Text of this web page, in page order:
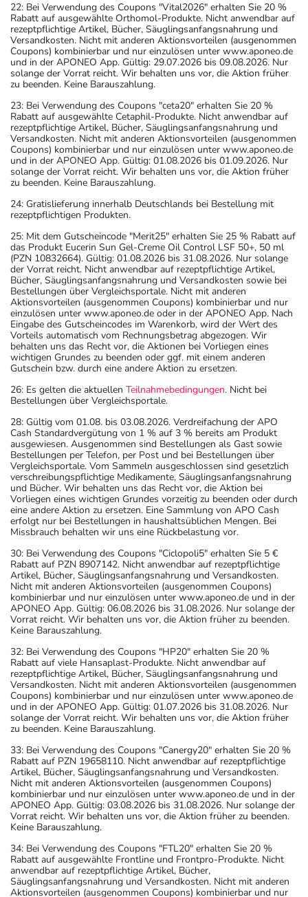
22: Bei Verwendung des Coupons "Vital2026" erhalten Sie 20 %
Rabatt auf ausgewählte Orthomol-Produkte. Nicht anwendbar auf
rezeptpflichtige Artikel, Bücher, Säuglingsanfangsnahrung und
Versandkosten. Nicht mit anderen Aktionsvorteilen (ausgenommen
Coupons) kombinierbar und nur einzulösen unter www.aponeo.de
und in der APONEO App. Gültig: 29.07.2026 bis 09.08.2026. Nur
solange der Vorrat reicht. Wir behalten uns vor, die Aktion früher
zu beenden. Keine Barauszahlung.
23: Bei Verwendung des Coupons "ceta20" erhalten Sie 20 %
Rabatt auf ausgewählte Cetaphil-Produkte. Nicht anwendbar auf
rezeptpflichtige Artikel, Bücher, Säuglingsanfangsnahrung und
Versandkosten. Nicht mit anderen Aktionsvorteilen (ausgenommen
Coupons) kombinierbar und nur einzulösen unter www.aponeo.de
und in der APONEO App. Gültig: 01.08.2026 bis 01.09.2026. Nur
solange der Vorrat reicht. Wir behalten uns vor, die Aktion früher
zu beenden. Keine Barauszahlung.
24: Gratislieferung innerhalb Deutschlands bei Bestellung mit
rezeptpflichtigen Produkten.
25: Mit dem Gutscheincode "Merit25" erhalten Sie 25 % Rabatt auf
das Produkt Eucerin Sun Gel-Creme Oil Control LSF 50+, 50 ml
(PZN 10832664). Gültig: 01.08.2026 bis 31.08.2026. Nur solange
der Vorrat reicht. Nicht anwendbar auf rezeptpflichtige Artikel,
Bücher, Säuglingsanfangsnahrung und Versandkosten sowie bei
Bestellungen über Vergleichsportale. Nicht mit anderen
Aktionsvorteilen (ausgenommen Coupons) kombinierbar und nur
einzulösen unter www.aponeo.de oder in der APONEO App. Nach
Eingabe des Gutscheincodes im Warenkorb, wird der Wert des
Vorteils automatisch vom Rechnungsbetrag abgezogen. Wir
behalten uns das Recht vor, die Aktionen bei Vorliegen eines
wichtigen Grundes zu beenden oder ggf. mit einem anderen
Gutschein bzw. durch eine andere Aktion zu ersetzen.
26: Es gelten die aktuellen Teilnahmebedingungen. Nicht bei
Bestellungen über Vergleichsportale.
28: Gültig vom 01.08. bis 03.08.2026. Verdreifachung der APO
Cash Standardvergütung von 1 % auf 3 % bereits am Produkt
ausgewiesen. Ausgenommen sind Bestellungen als Gast sowie
Bestellungen per Telefon, per Post und bei Bestellungen über
Vergleichsportale. Vom Sammeln ausgeschlossen sind gesetzlich
verschreibungspflichtige Medikamente, Säuglingsanfangsnahrung
und Bücher. Wir behalten uns das Recht vor, die Aktion bei
Vorliegen eines wichtigen Grundes vorzeitig zu beenden oder durch
eine andere Aktion zu ersetzen. Eine Sammlung von APO Cash
erfolgt nur bei Bestellungen in haushaltsüblichen Mengen. Bei
Missbrauch behalten wir uns eine Rückbelastung vor.
30: Bei Verwendung des Coupons "Ciclopoli5" erhalten Sie 5 €
Rabatt auf PZN 8907142. Nicht anwendbar auf rezeptpflichtige
Artikel, Bücher, Säuglingsanfangsnahrung und Versandkosten.
Nicht mit anderen Aktionsvorteilen (ausgenommen Coupons)
kombinierbar und nur einzulösen unter www.aponeo.de und in der
APONEO App. Gültig: 06.08.2026 bis 31.08.2026. Nur solange der
Vorrat reicht. Wir behalten uns vor, die Aktion früher zu beenden.
Keine Barauszahlung.
32: Bei Verwendung des Coupons "HP20" erhalten Sie 20 %
Rabatt auf viele Hansaplast-Produkte. Nicht anwendbar auf
rezeptpflichtige Artikel, Bücher, Säuglingsanfangsnahrung und
Versandkosten. Nicht mit anderen Aktionsvorteilen (ausgenommen
Coupons) kombinierbar und nur einzulösen unter www.aponeo.de
und in der APONEO App. Gültig: 01.07.2026 bis 31.08.2026. Nur
solange der Vorrat reicht. Wir behalten uns vor, die Aktion früher
zu beenden. Keine Barauszahlung.
33: Bei Verwendung des Coupons "Canergy20" erhalten Sie 20 %
Rabatt auf PZN 19658110. Nicht anwendbar auf rezeptpflichtige
Artikel, Bücher, Säuglingsanfangsnahrung und Versandkosten.
Nicht mit anderen Aktionsvorteilen (ausgenommen Coupons)
kombinierbar und nur einzulösen unter www.aponeo.de und in der
APONEO App. Gültig: 03.08.2026 bis 31.08.2026. Nur solange der
Vorrat reicht. Wir behalten uns vor, die Aktion früher zu beenden.
Keine Barauszahlung.
34: Bei Verwendung des Coupons "FTL20" erhalten Sie 20 %
Rabatt auf ausgewählte Frontline und Frontpro-Produkte. Nicht
anwendbar auf rezeptpflichtige Artikel, Bücher,
Säuglingsanfangsnahrung und Versandkosten. Nicht mit anderen
Aktionsvorteilen (ausgenommen Coupons) kombinierbar und nur